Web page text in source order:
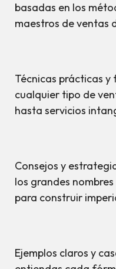
basadas en los
maestros de ventas
Técnicas prácticas
cualquier tipo de
hasta servicios
Consejos y
los grandes
para construir
Ejemplos claros y